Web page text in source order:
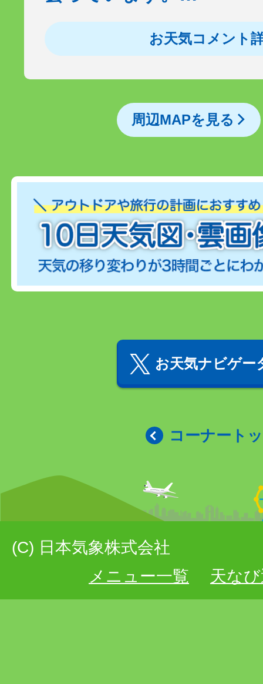
お天気コメント
周辺MAPを見る
お天気ナビゲー
コーナート
(C) 日本気象株式会社
メニュー一覧
天な